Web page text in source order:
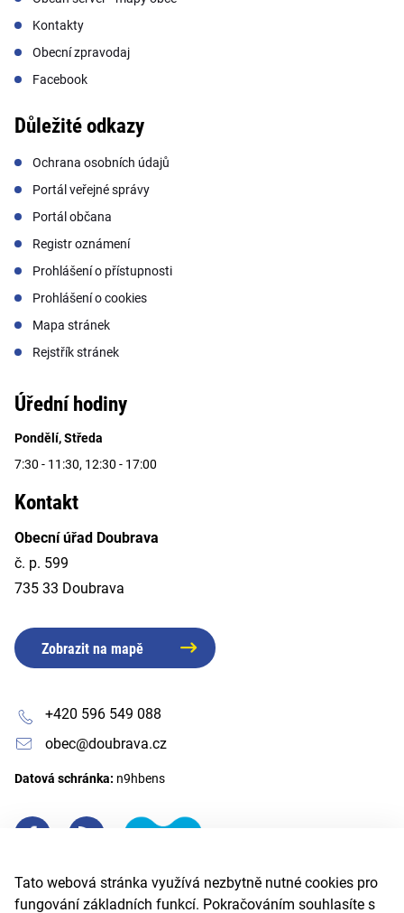
Tato webová stránka využívá nezbytně nutné cookies pro
fungování základních funkcí. Pokračováním souhlasíte s
Kontakty
Obecní zpravodaj
Facebook
Důležité odkazy
Ochrana osobních údajů
Portál veřejné správy
Portál občana
Registr oznámení
Prohlášení o přístupnosti
Prohlášení o cookies
Mapa stránek
Rejstřík stránek
Úřední hodiny
Pondělí, Středa
7:30 - 11:30, 12:30 - 17:00
Kontakt
Obecní úřad Doubrava
č. p. 599
735 33 Doubrava
Zobrazit na mapě
+420 596 549 088
obec@doubrava.cz
Datová schránka: n9hbens